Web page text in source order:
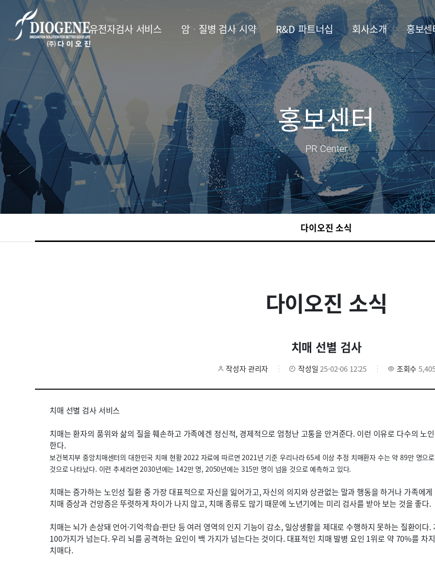
유전자검사 서비스 암ᆞ질병 검사 시약 R&D 파트너십 회사소개 홍보센
홍보센터
PR Center
다이오진 소식
다이오진 소식
치매 선별 검사
작성자관리자 작성일 25-02-06 12:25 조회수
치매 선별 검사 서비스
치매는 환자의 품위와 삶의 질을 훼손하고 가족에겐 정신적, 경제적으로 엄청난 고통을 안겨준다. 이런 이유로 다수의 노
한다.
보건복지부 중앙치매센터의 대한민국 치매 현황 2022 자료에 따르면 2021년 기준 우리나라 65세 이상 추정 치매환자 수는 약 89만 명으
것으로 나타났다. 이런 추세라면 2030년에는 142만 명, 2050년에는 315만 명이 넘을 것으로 예측하고 있다.
치매는 증가하는 노인성 질환 중 가장 대표적으로 자신을 잃어가고, 자신의 의지와 상관없는 말과 행동을 하거나 가족에
치매 증상과 건망증은 뚜렷하게 차이가 나지 않고, 치매 종류도 많기 때문에 노년기에는 미리 검사를 받아 보는 것을 좋다.
치매는 뇌가 손상돼 언어·기억·학습·판단 등 여러 영역의 인지 기능이 감소, 일상생활을 제대로 수행하지 못하는 질환이
100가지가 넘는다. 우리 뇌를 공격하는 요인이 백 가지가 넘는다는 것이다. 대표적인 치매 발병 요인 1위로 약 70%를 차
치매다.